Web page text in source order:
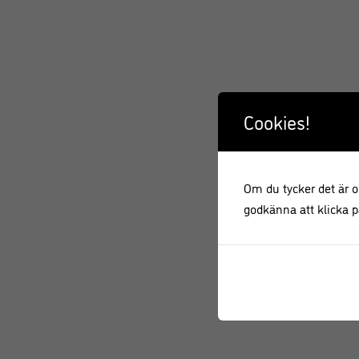
Cookies!
Om du tycker det är
godkänna att klicka